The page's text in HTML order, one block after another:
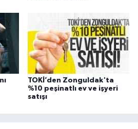
TOKİ’den Zonguldak'ta
%10 peşinatlı ev ve işyeri
satışı